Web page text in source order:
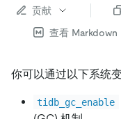
贡献
查看 Markdown
你可以通过以下系统
tidb_gc_enable